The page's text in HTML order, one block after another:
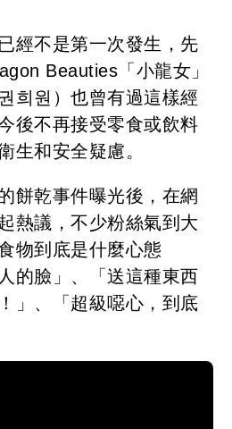
經不是第一次發生，先
Beauties「小龍女」
희원）也曾有過這樣經
後不再接受零食或飲料
生和安全疑慮。
餅乾事件曝光後，在網
熱議，不少粉絲氣到大
物到底是什麼心態
的臉」、「送這種東西
」、「超級噁心，到底